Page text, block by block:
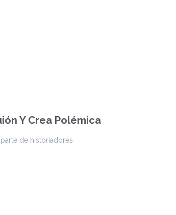
Y Crea Polémica
de historiadores